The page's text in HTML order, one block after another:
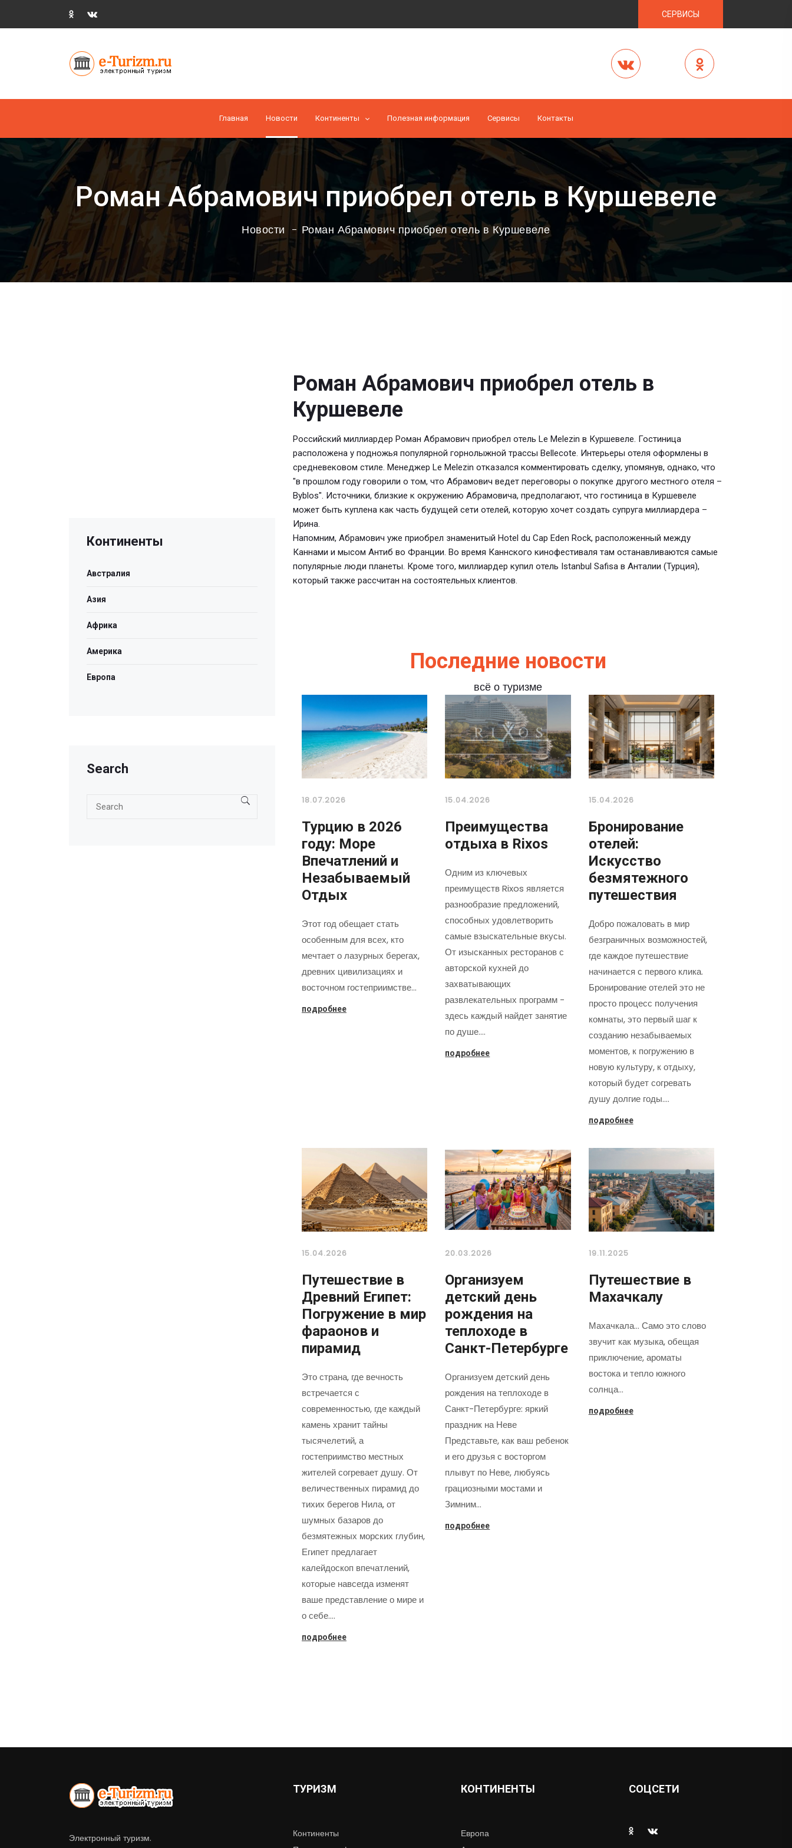
СЕРВИСЫ
Главная Новости Континенты Полезная информация Cервисы Контакты
Роман Абрамович приобрел отель в Куршевеле
Новости Роман Абрамович приобрел отель в Куршевеле
Роман Абрамович приобрел отель в
Куршевеле
Российский миллиардер Роман Абрамович приобрел отель Le Melezin в Куршевеле. Гостиница
расположена у подножья популярной горнолыжной трассы Bellecote. Интерьеры отеля оформлены в
средневековом стиле. Менеджер Le Melezin отказался комментировать сделку, упомянув, однако, что
"в прошлом году говорили о том, что Абрамович ведет переговоры о покупке другого местного отеля –
Byblos". Источники, близкие к окружению Абрамовича, предполагают, что гостиница в Куршевеле
может быть куплена как часть будущей сети отелей, которую хочет создать супруга миллиардера –
Ирина.
Напомним, Абрамович уже приобрел знаменитый Hotel du Cap Eden Rock, расположенный между
Каннами и мысом Антиб во Франции. Во время Каннского кинофестиваля там останавливаются самые
популярные люди планеты. Кроме того, миллиардер купил отель Istanbul Safisa в Анталии (Турция),
который также рассчитан на состоятельных клиентов.
Последние новости
всё о туризме
18.07.2026
Турцию в 2026
году: Море
Впечатлений и
Незабываемый
Отдых
Этот год обещает стать
особенным для всех, кто
мечтает о лазурных берегах,
древних цивилизациях и
восточном гостеприимстве…
подробнее
15.04.2026
Преимущества
отдыха в Rixos
Одним из ключевых
преимуществ Rixos является
разнообразие предложений,
способных удовлетворить
самые взыскательные вкусы.
От изысканных ресторанов с
авторской кухней до
захватывающих
развлекательных программ -
здесь каждый найдет занятие
по душе.…
подробнее
15.04.2026
Бронирование
отелей:
Искусство
безмятежного
путешествия
Добро пожаловать в мир
безграничных возможностей,
где каждое путешествие
начинается с первого клика.
Бронирование отелей это не
просто процесс получения
комнаты, это первый шаг к
созданию незабываемых
моментов, к погружению в
новую культуру, к отдыху,
который будет согревать
душу долгие годы.…
подробнее
15.04.2026
Путешествие в
Древний Египет:
Погружение в мир
фараонов и
пирамид
Это страна, где вечность
встречается с
современностью, где каждый
камень хранит тайны
тысячелетий, а
гостеприимство местных
жителей согревает душу. От
величественных пирамид до
тихих берегов Нила, от
шумных базаров до
безмятежных морских глубин,
Египет предлагает
калейдоскоп впечатлений,
которые навсегда изменят
ваше представление о мире и
о себе.…
подробнее
20.03.2026
Организуем
детский день
рождения на
теплоходе в
Санкт-Петербурге
Организуем детский день
рождения на теплоходе в
Санкт-Петербурге: яркий
праздник на Неве
Представьте, как ваш ребенок
и его друзья с восторгом
плывут по Неве, любуясь
грациозными мостами и
Зимним…
подробнее
19.11.2025
Путешествие в
Махачкалу
Махачкала... Само это слово
звучит как музыка, обещая
приключение, ароматы
востока и тепло южного
солнца…
подробнее
Континенты
Австралия
Азия
Африка
Америка
Европа
Search
Электронный туризм.
ТУРИЗМ
Континенты
КОНТИНЕНТЫ
Европа
СОЦСЕТИ